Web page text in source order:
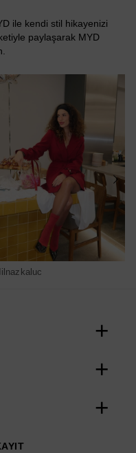
ile kendi stil hikayenizi
paylaşarak MYD